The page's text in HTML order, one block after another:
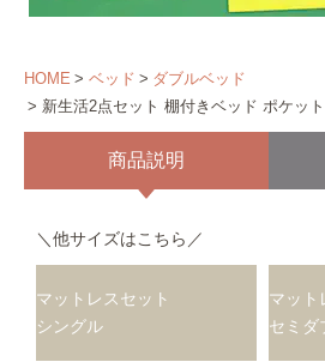
HOME ベッド
ダブルベッド
新生活2点セット 棚付きベッド ポケッ
商品説明
＼他サイズはこちら／
マットレスセット
シングル
マット
セミダ